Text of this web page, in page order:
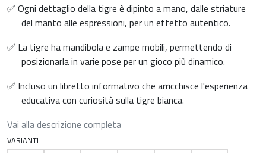
✅ Ogni dettaglio della tigre è dipinto a mano, dalle striature
del manto alle espressioni, per un effetto autentico.
✅ La tigre ha mandibola e zampe mobili, permettendo di
posizionarla in varie pose per un gioco più dinamico.
✅ Incluso un libretto informativo che arricchisce l'esperienza
educativa con curiosità sulla tigre bianca.
Vai alla descrizione completa
VARIANTI